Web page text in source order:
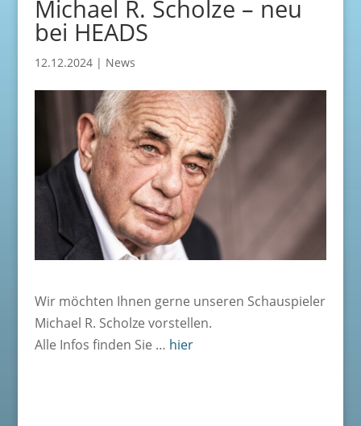
Michael R. Scholze – neu
bei HEADS
12.12.2024| News
Wir möchten Ihnen gerne unseren Schauspieler
Michael R. Scholze vorstellen.
Alle Infos finden Sie … hier